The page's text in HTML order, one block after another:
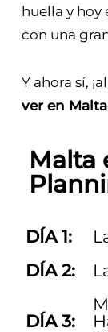
huella y hoy
con una
Y ahora sí,
ver en
Malta
DÍA 1:
DÍA 2:
DÍA 3: